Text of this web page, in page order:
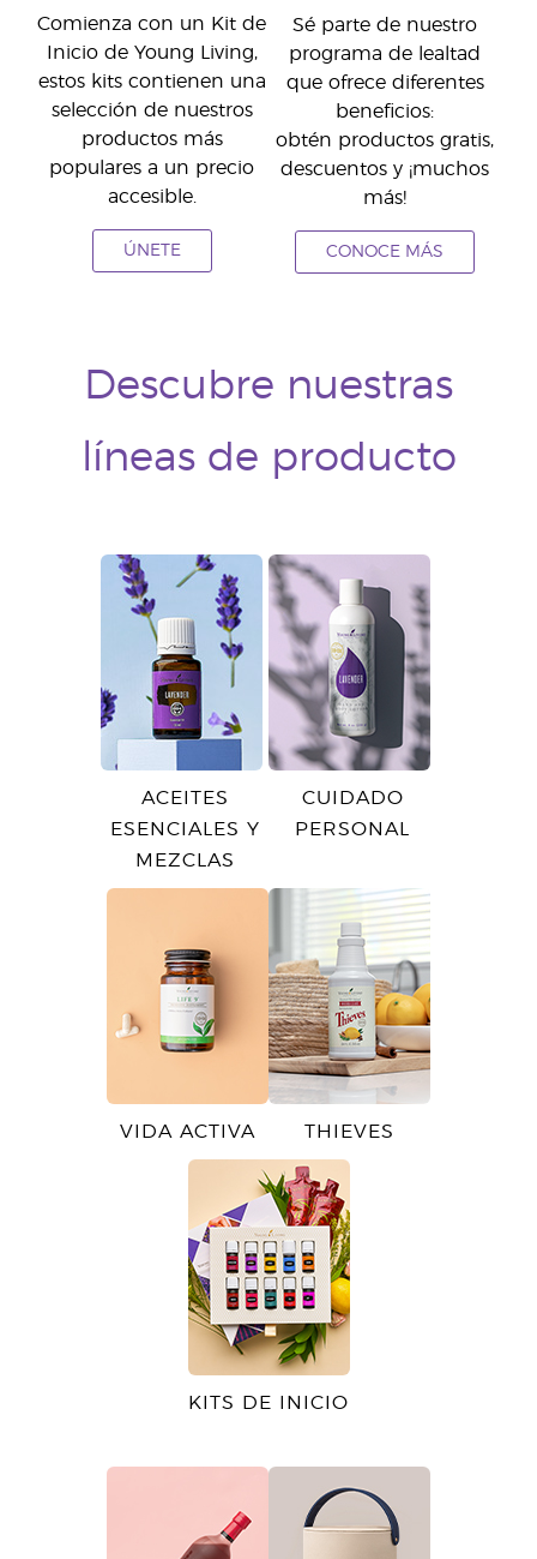
Comienza con un Kit de
Inicio de Young Living,
estos kits contienen una
selección de nuestros
productos más
populares a un precio
accesible.
ÚNETE
Sé parte de nuestro
programa de lealtad
que ofrece diferentes
beneficios:
obtén productos gratis,
descuentos y ¡muchos
más!
CONOCE MÁS
Descubre nuestras
líneas de producto
ACEITES
ESENCIALES Y
MEZCLAS
CUIDADO
PERSONAL
VIDA ACTIVA THIEVES
KITS DE INICIO